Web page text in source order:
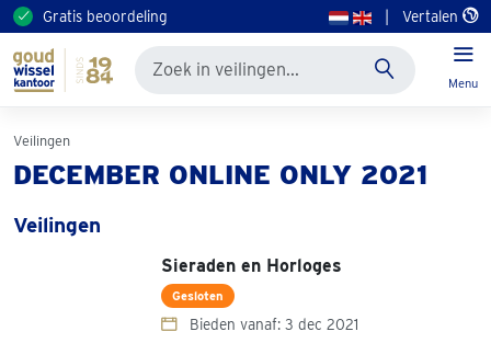
Gratis beoordeling Vertalen
Menu
Veilingen
DECEMBER ONLINE ONLY 2021
Veilingen
Sieraden en Horloges
Gesloten
Bieden vanaf: 3 dec 2021